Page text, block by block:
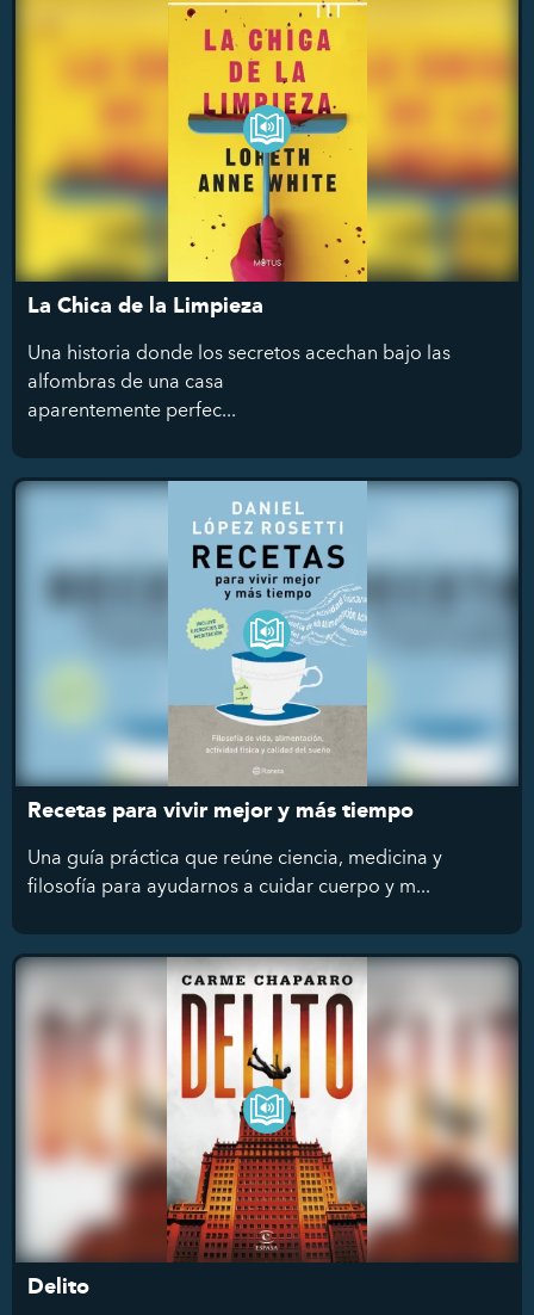
La Chica de la Limpieza
Una historia donde los secretos acechan bajo las
alfombras de una casa
aparentemente perfec...
Recetas para vivir mejor y más tiempo
Una guía práctica que reúne ciencia, medicina y
filosofía para ayudarnos a cuidar cuerpo y m...
Delito